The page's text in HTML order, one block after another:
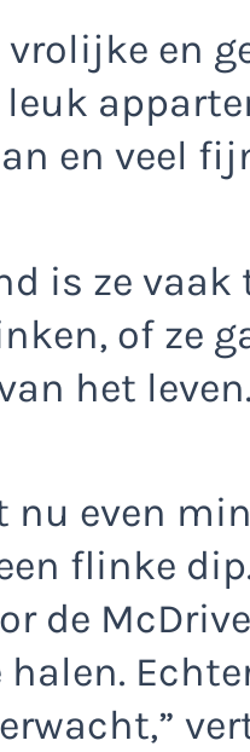
en
en veel
is ze
of ze
het leven.
nu even
flinke
de